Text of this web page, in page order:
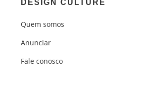
DESIGN CULTURE
Quem somos
Anunciar
Fale conosco